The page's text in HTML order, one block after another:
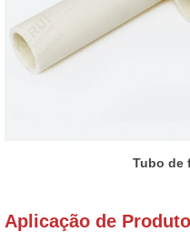
Tubo de
Aplicação de